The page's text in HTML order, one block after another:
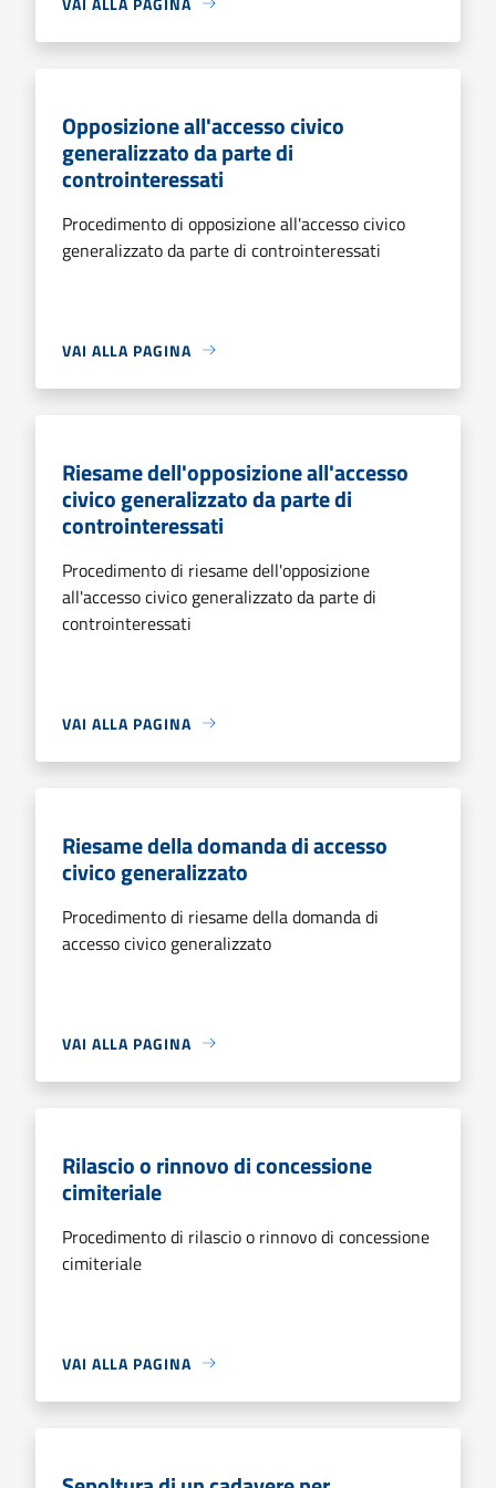
Opposizione all'accesso civico
generalizzato da parte di
controinteressati
Procedimento di opposizione all'accesso civico
generalizzato da parte di controinteressati
VAI ALLA PAGINA
Riesame dell'opposizione all'accesso
civico generalizzato da parte di
controinteressati
Procedimento di riesame dell'opposizione
all'accesso civico generalizzato da parte di
controinteressati
VAI ALLA PAGINA
Riesame della domanda di accesso
civico generalizzato
Procedimento di riesame della domanda di
accesso civico generalizzato
VAI ALLA PAGINA
Rilascio o rinnovo di concessione
cimiteriale
Procedimento di rilascio o rinnovo di concessione
cimiteriale
VAI ALLA PAGINA